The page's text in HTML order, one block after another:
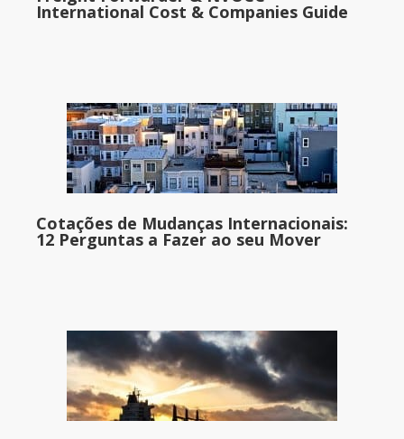
International Cost & Companies Guide
Cotações de Mudanças Internacionais:
12 Perguntas a Fazer ao seu Mover